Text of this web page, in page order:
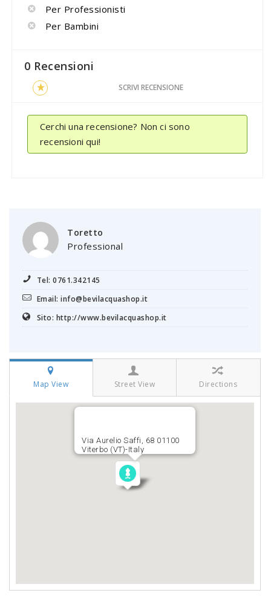
Per Professionisti
Per Bambini
0 Recensioni
SCRIVI RECENSIONE
Cerchi una recensione? Non ci sono
recensioni qui!
Toretto
Professional
Tel: 0761.342145
Email: info@bevilacquashop.it
Sito: http://www.bevilacquashop.it
Map View Street View Directions
Via Aurelio Saffi, 68 01100
Viterbo (VT)-Italy